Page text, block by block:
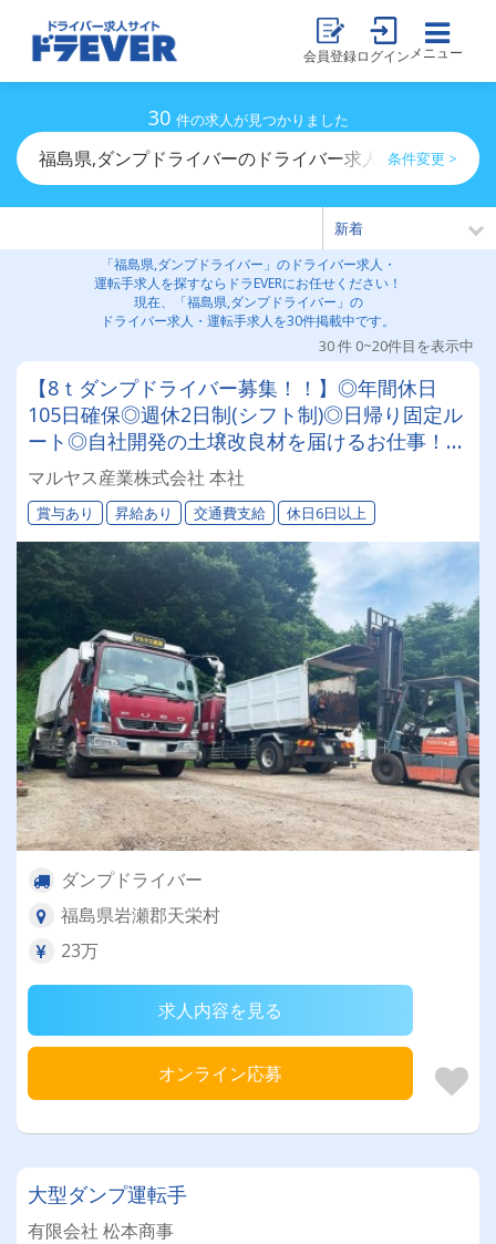
会員登録ログイン メニュー
30 件の求人が見つかりました
福島県,ダンプドライバーのドライバー求人・運転手求人
条件変更 >
「福島県,ダンプドライバー」のドライバー求人・
運転手求人を探すならドラEVERにお任せください！
現在、「福島県,ダンプドライバー」の
ドライバー求人・運転手求人を30件掲載中です。
30 件 0~20件目を表示中
【8ｔダンプドライバー募集！！】◎年間休日
105日確保◎週休2日制(シフト制)◎日帰り固定ル
ート◎自社開発の土壌改良材を届けるお仕事！☆
農業部門へのキャリアチェンジも支援します☆
マルヤス産業株式会社 本社
賞与あり 昇給あり 交通費支給 休日6日以上
ダンプドライバー
福島県岩瀬郡天栄村
23万
求人内容を見る
オンライン応募
大型ダンプ運転手
有限会社 松本商事